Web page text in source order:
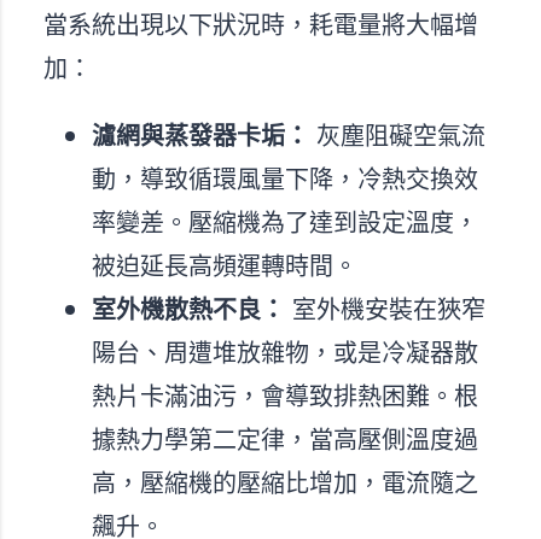
當系統出現以下狀況時，耗電量將大幅增
加：
濾網與蒸發器卡垢： 灰塵阻礙空氣流
動，導致循環風量下降，冷熱交換效
率變差。壓縮機為了達到設定溫度，
被迫延長高頻運轉時間。
室外機散熱不良： 室外機安裝在狹窄
陽台、周遭堆放雜物，或是冷凝器散
熱片卡滿油污，會導致排熱困難。根
據熱力學第二定律，當高壓側溫度過
高，壓縮機的壓縮比增加，電流隨之
飆升。